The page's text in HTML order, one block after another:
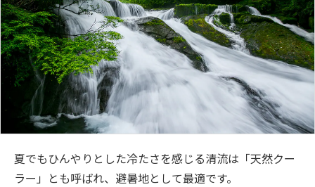
夏でもひんやりとした冷たさを感じる清流は「天然クー
ラー」とも呼ばれ、避暑地として最適です。